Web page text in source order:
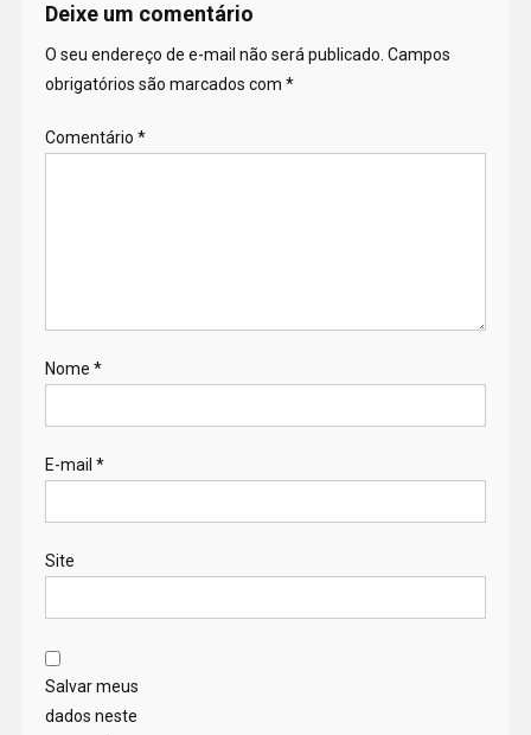
Deixe um comentário
O seu endereço de e-mail não será publicado. Campos
obrigatórios são marcados com *
Comentário *
Nome *
E-mail *
Site
Salvar meus
dados neste